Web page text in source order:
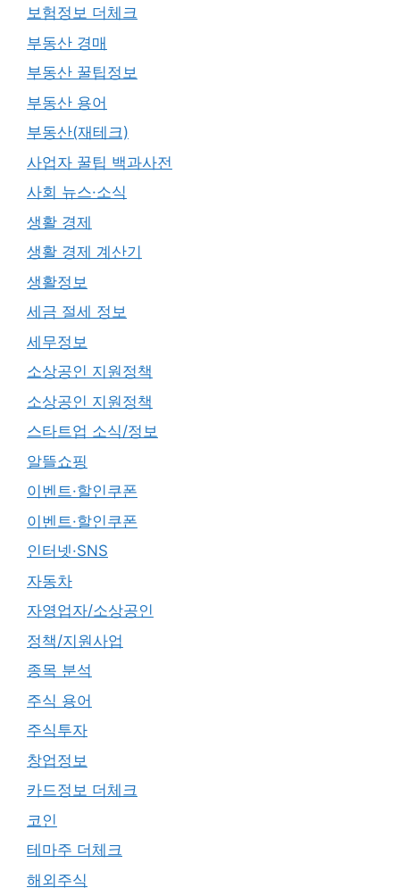
보험정보 더체크
부동산 경매
부동산 꿀팁정보
부동산 용어
부동산(재테크)
사업자 꿀팁 백과사전
사회 뉴스·소식
생활 경제
생활 경제 계산기
생활정보
세금 절세 정보
세무정보
소상공인 지원정책
소상공인 지원정책
스타트업 소식/정보
알뜰쇼핑
이벤트·할인쿠폰
이벤트·할인쿠폰
인터넷·SNS
자동차
자영업자/소상공인
정책/지원사업
종목 분석
주식 용어
주식투자
창업정보
카드정보 더체크
코인
테마주 더체크
해외주식